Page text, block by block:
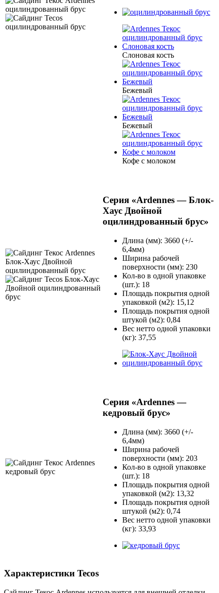
Слоновая кость
Бежевый
Бежевый
Кофе с молоком
Серия «Ardennes — Блок-
Хаус Двойной
оцилиндрованный брус»
Длина (мм): 3660 (+/-
6,4мм)
Ширина рабочей
поверхности (мм): 230
Кол-во в одной упаковке
(шт.): 18
Площадь покрытия одной
упаковкой (м2): 15,12
Площадь покрытия одной
штукой (м2): 0,84
Вес нетто одной упаковки
(кг): 37,55
Серия «Ardennes —
кедровый брус»
Длина (мм): 3660 (+/-
6,4мм)
Ширина рабочей
поверхности (мм): 203
Кол-во в одной упаковке
(шт.): 18
Площадь покрытия одной
упаковкой (м2): 13,32
Площадь покрытия одной
штукой (м2): 0,74
Вес нетто одной упаковки
(кг): 33,93
Характеристики Tecos